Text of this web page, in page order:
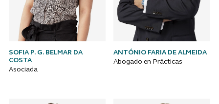
SOFIA P. G. BELMAR DA
COSTA
Asociada
ANTÓNIO FARIA DE ALMEIDA
Abogado en Prácticas